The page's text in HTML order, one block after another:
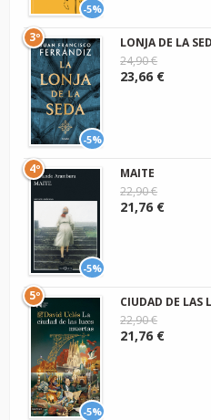
-5%
-5%
3º
LONJA DE LA
24,90 €
23,66 €
-5%
4º
MAITE
22,90 €
21,76 €
-5%
5º
CIUDAD DE LAS
22,90 €
21,76 €